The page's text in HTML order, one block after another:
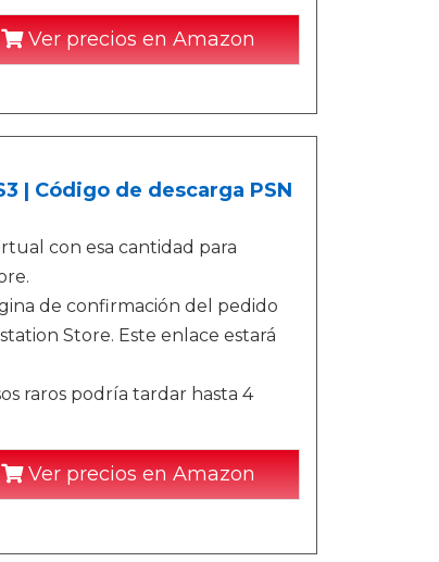
Ver precios en Amazon
| Código de descarga PSN
con esa cantidad para
de confirmación del pedido
Store. Este enlace estará
raros podría tardar hasta 4
Ver precios en Amazon